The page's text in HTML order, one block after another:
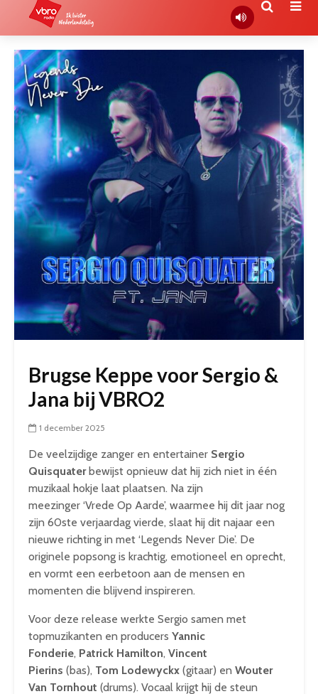
Brugse Keppe voor Sergio &
Jana bij VBRO2
1 december 2025
De veelzijdige zanger en entertainer Sergio
Quisquaterbewijst opnieuw dat hij zich niet in één
muzikaal hokje laat plaatsen. Na zijn
meezinger ‘Vrede Op Aarde’, waarmee hij dit jaar nog
zijn 60ste verjaardag vierde, slaat hij dit najaar een
nieuwe richting in met ‘Legends Never Die’. De
originele popsong is krachtig, emotioneel en oprecht,
en vormt een eerbetoon aan de mensen en
momenten die blijvend inspireren.
Voor deze release werkte Sergio samen met
topmuzikanten en producers Yannic
Fonderie, Patrick Hamilton, Vincent
Pierins (bas), Tom Lodewyckx (gitaar) en Wouter
Van Tornhout (drums). Vocaal krijgt hij de steun